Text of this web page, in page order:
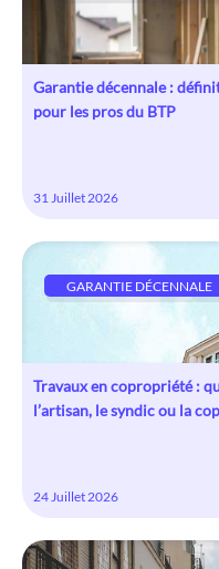
Garantie décennale :
pour les pros du BTP
31 Juillet 2026
GARANTIE DÉCENNALE
Travaux en copropriété :
l’artisan, le syndic ou la
24 Juillet 2026